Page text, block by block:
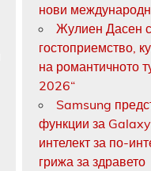
нови
Жулиен Дасен
гостоприемство,
на романтичното
2026“
Samsung
функции за
интелект за по-
грижа за здравето